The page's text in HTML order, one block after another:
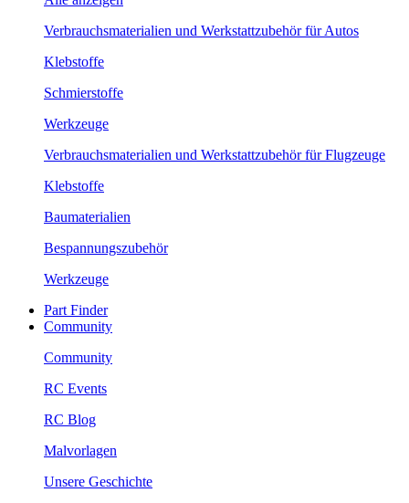
Verbrauchsmaterialien und Werkstattzubehör für Autos
Klebstoffe
Schmierstoffe
Werkzeuge
Verbrauchsmaterialien und Werkstattzubehör für Flugzeuge
Klebstoffe
Baumaterialien
Bespannungszubehör
Werkzeuge
Part Finder
Community
Community
RC Events
RC Blog
Malvorlagen
Unsere Geschichte